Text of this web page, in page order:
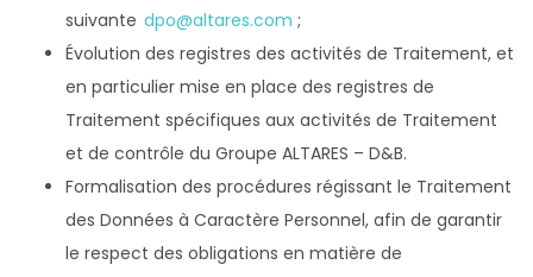
suivante dpo@altares.com ;
Évolution des registres des activités de Traitement, et
en particulier mise en place des registres de
Traitement spécifiques aux activités de Traitement
et de contrôle du Groupe ALTARES – D&B.
Formalisation des procédures régissant le Traitement
des Données à Caractère Personnel, afin de garantir
le respect des obligations en matière de